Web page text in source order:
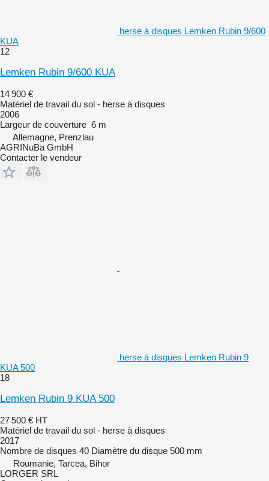
herse à disques Lemken Rubin 9/600
KUA
12
Lemken Rubin 9/600 KUA
14 900 €
Matériel de travail du sol - herse à disques
2006
Largeur de couverture 6 m
Allemagne, Prenzlau
AGRINuBa GmbH
Contacter le vendeur
herse à disques Lemken Rubin 9
KUA 500
18
Lemken Rubin 9 KUA 500
27 500 € HT
Matériel de travail du sol - herse à disques
2017
Nombre de disques 40 Diamètre du disque 500 mm
Roumanie, Tarcea, Bihor
LORGER SRL